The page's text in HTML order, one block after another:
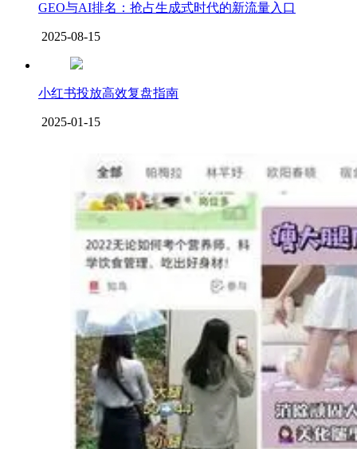
GEO与AI排名：抢占生成式时代的新流量入口
2025-08-15
小红书投放高效复盘指南
2025-01-15